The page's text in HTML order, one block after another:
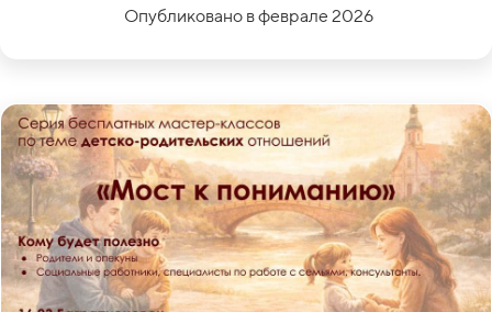
Опубликовано в феврале 2026